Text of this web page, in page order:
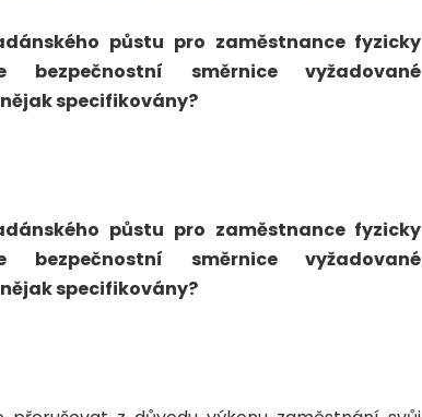
půstu pro zaměstnance fyzicky
směrnice vyžadované
specifikovány?
půstu pro zaměstnance fyzicky
směrnice vyžadované
specifikovány?